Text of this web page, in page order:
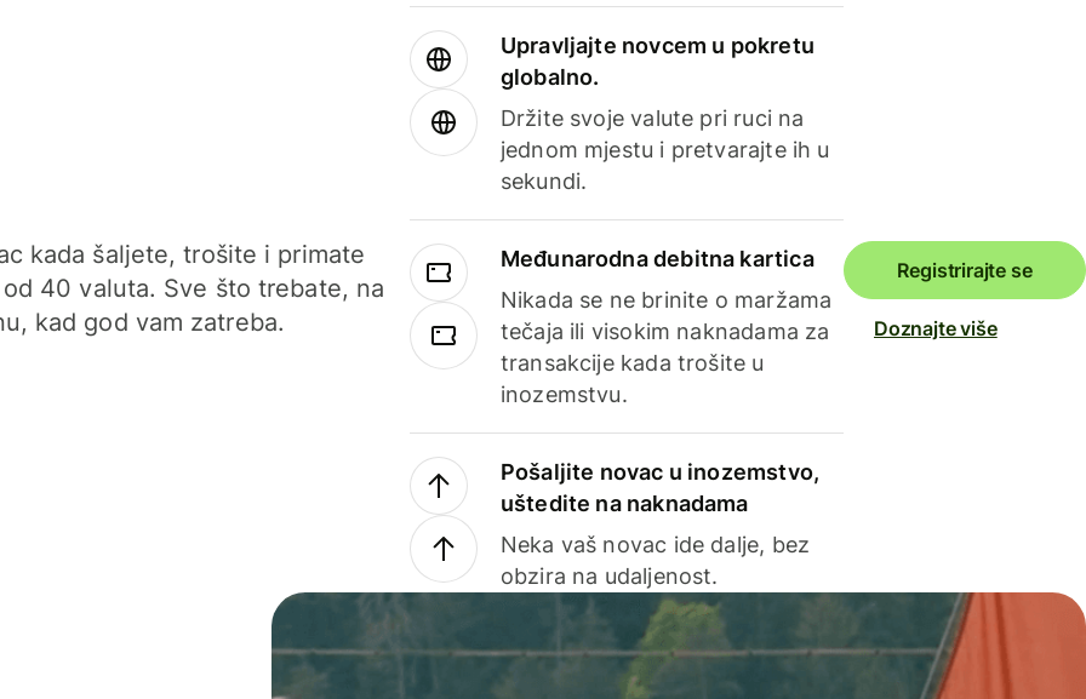
kada šaljete, trošite i primate
40 valuta. Sve što trebate, na
kad god vam zatreba.
Upravljajte novcem u pokretu
globalno.
Držite svoje valute pri ruci na
jednom mjestu i pretvarajte ih u
sekundi.
Međunarodna debitna kartica
Nikada se ne brinite o maržama
tečaja ili visokim naknadama za
transakcije kada trošite u
inozemstvu.
Pošaljite novac u inozemstvo,
uštedite na naknadama
Neka vaš novac ide dalje, bez
obzira na udaljenost.
Registrirajte se
Doznajte više